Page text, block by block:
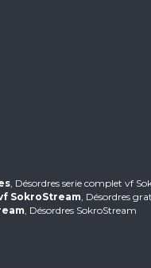
, Désordres serie complet vf
SokroStream, Désordres
, Désordres SokroStream